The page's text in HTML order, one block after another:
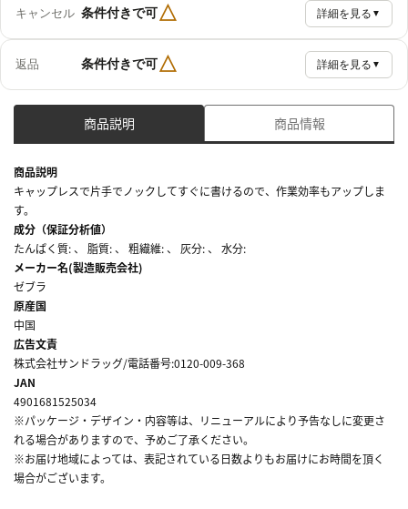
キャンセル 条件付きで可△ 詳細を見る ▼
返品 条件付きで可△ 詳細を見る ▼
商品説明 商品情報
商品説明
キャップレスで片手でノックしてすぐに書けるので、作業効率もアップしま
す。
成分（保証分析値）
たんぱく質: 、 脂質: 、 粗繊維: 、 灰分: 、 水分:
メーカー名(製造販売会社)
ゼブラ
原産国
中国
広告文責
株式会社サンドラッグ/電話番号:0120-009-368
JAN
4901681525034
※パッケージ・デザイン・内容等は、リニューアルにより予告なしに変更さ
れる場合がありますので、予めご了承ください。
※お届け地域によっては、表記されている日数よりもお届けにお時間を頂く
場合がございます。